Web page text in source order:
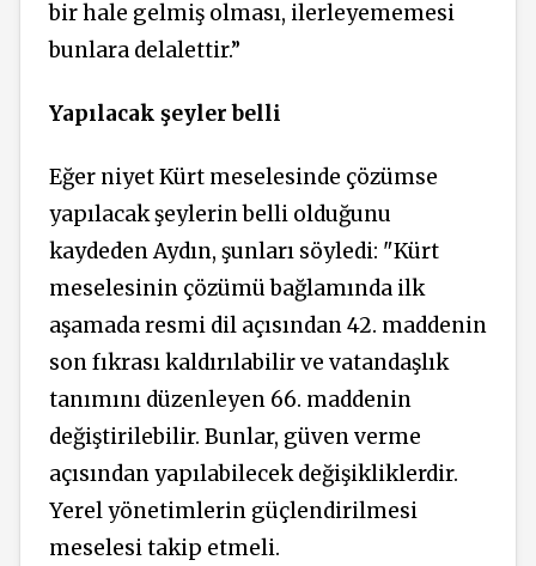
bir hale gelmiş olması, ilerleyememesi
bunlara delalettir.”
Yapılacak şeyler belli
Eğer niyet Kürt meselesinde çözümse
yapılacak şeylerin belli olduğunu
kaydeden Aydın, şunları söyledi: "Kürt
meselesinin çözümü bağlamında ilk
aşamada resmi dil açısından 42. maddenin
son fıkrası kaldırılabilir ve vatandaşlık
tanımını düzenleyen 66. maddenin
değiştirilebilir. Bunlar, güven verme
açısından yapılabilecek değişikliklerdir.
Yerel yönetimlerin güçlendirilmesi
meselesi takip etmeli.